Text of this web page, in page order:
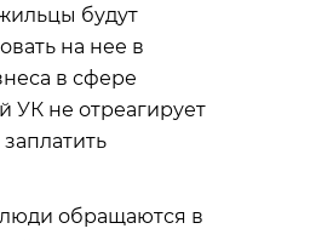
будут
на нее в
в сфере
УК не отреагирует
обращаются в